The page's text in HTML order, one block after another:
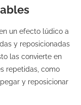
un efecto lúdico a
y reposicionadas
las convierte en
repetidas, como
y reposicionar